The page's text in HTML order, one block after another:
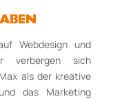
Webdesign und
verbergen sich
als der kreative
das Marketing